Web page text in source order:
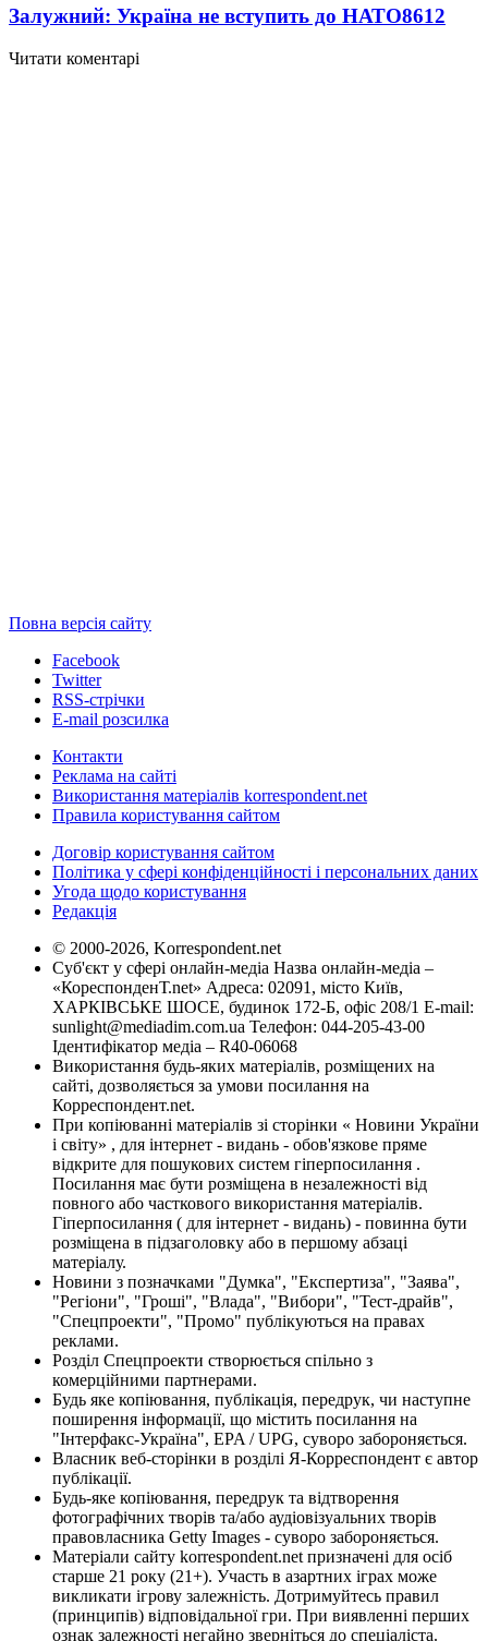
Залужний: Україна не вступить до НАТО8612
Читати коментарі
Повна версія сайту
Facebook
Twitter
RSS-стрічки
E-mail розсилка
Контакти
Реклама на сайті
Використання матеріалів korrespondent.net
Правила користування сайтом
Договір користування сайтом
Політика у сфері конфіденційності і персональних даних
Угода щодо користування
Редакція
© 2000-2026, Korrespondent.net
Суб'єкт у сфері онлайн-медіа Назва онлайн-медіа –
«КореспонденТ.net» Адреса: 02091, місто Київ,
ХАРКІВСЬКЕ ШОСЕ, будинок 172-Б, офіс 208/1 E-mail:
sunlight@mediadim.com.ua Телефон: 044-205-43-00
Ідентифікатор медіа – R40-06068
Використання будь-яких матеріалів, розміщених на
сайті, дозволяється за умови посилання на
Корреспондент.net.
При копіюванні матеріалів зі сторінки « Новини України
і світу» , для інтернет - видань - обов'язкове пряме
відкрите для пошукових систем гіперпосилання .
Посилання має бути розміщена в незалежності від
повного або часткового використання матеріалів.
Гіперпосилання ( для інтернет - видань) - повинна бути
розміщена в підзаголовку або в першому абзаці
матеріалу.
Новини з позначками "Думка", "Експертиза", "Заява",
"Регіони", "Гроші", "Влада", "Вибори", "Тест-драйв",
"Спецпроекти", "Промо" публікуються на правах
реклами.
Розділ Спецпроекти створюється спільно з
комерційними партнерами.
Будь яке копіювання, публікація, передрук, чи наступне
поширення інформації, що містить посилання на
"Інтерфакс-Україна", EPA / UPG, суворо забороняється.
Власник веб-сторінки в розділі Я-Корреспондент є автор
публікації.
Будь-яке копіювання, передрук та відтворення
фотографічних творів та/або аудіовізуальних творів
правовласника Getty Images - суворо забороняється.
Матеріали сайту korrespondent.net призначені для осіб
старше 21 року (21+). Участь в азартних іграх може
викликати ігрову залежність. Дотримуйтесь правил
(принципів) відповідальної гри. При виявленні перших
ознак залежності негайно зверніться до спеціаліста.